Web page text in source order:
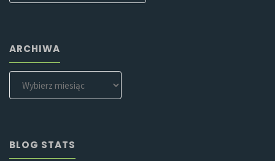
ARCHIWA
BLOG STATS